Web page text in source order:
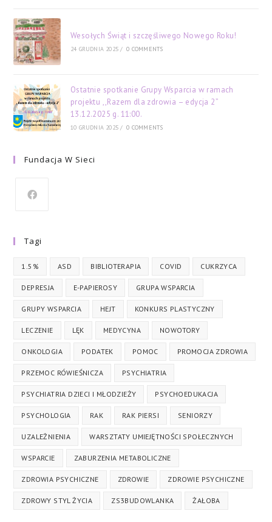
Wesołych Świąt i szczęśliwego Nowego Roku!
24 GRUDNIA 2025 / 0 COMMENTS
Ostatnie spotkanie Grupy Wsparcia w ramach
projektu ,,Razem dla zdrowia – edycja 2”
13.12.2025 g. 11:00.
10 GRUDNIA 2025 / 0 COMMENTS
Fundacja W Sieci
Tagi
1.5% ASD BIBLIOTERAPIA COVID CUKRZYCA
DEPRESJA E-PAPIEROSY GRUPA WSPARCIA
GRUPY WSPARCIA HEJT KONKURS PLASTYCZNY
LECZENIE LĘK MEDYCYNA NOWOTORY
ONKOLOGIA PODATEK POMOC PROMOCJA ZDROWIA
PRZEMOC RÓWIEŚNICZA PSYCHIATRIA
PSYCHIATRIA DZIECI I MŁODZIEŻY PSYCHOEDUKACJA
PSYCHOLOGIA RAK RAK PIERSI SENIORZY
UZALEŻNIENIA WARSZTATY UMIEJĘTNOŚCI SPOŁECZNYCH
WSPARCIE ZABURZENIA METABOLICZNE
ZDROWIA PSYCHICZNE ZDROWIE ZDROWIE PSYCHICZNE
ZDROWY STYL ŻYCIA ZS3BUDOWLANKA ŻAŁOBA